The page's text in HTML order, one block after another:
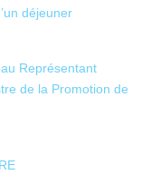
déjeuner
Représentant
de la Promotion de